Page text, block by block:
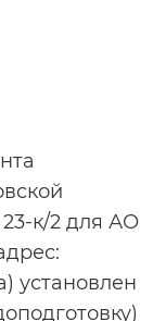
23-к/2 для АО
установлен